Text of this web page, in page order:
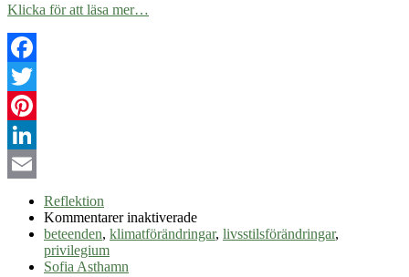
Klicka för att läsa mer…
Facebook
Twitter
Pinterest
LinkedIn
Reflektion
Kommentarer inaktiveradeför
A
beteenden, klimatförändringar, livsstilsförändringar,
privilegium
Sofia Asthamn